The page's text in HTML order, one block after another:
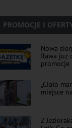
PROMOCJE I
Nowa
Iława już
promocje
„Ciało
miejsce
Z